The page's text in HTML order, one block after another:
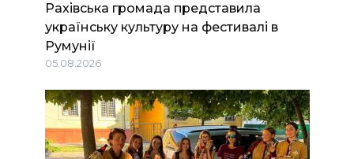
Рахівська громада представила
українську культуру на фестивалі в
Румунії
05.08.2026